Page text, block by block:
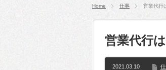
Home 仕事 営業代行
営業代行
2021.03.10